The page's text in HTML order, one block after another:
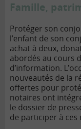
Famille,
Protéger son
l’enfant de son
achat à deux,
abordés au cours
d’information.
nouveautés de la
offertes pour
notaires ont
le dossier de
de participer à ces